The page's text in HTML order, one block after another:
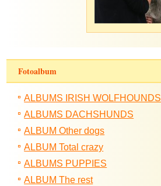
Fotoalbum
ALBUMS IRISH WOLFHOUNDS
ALBUMS DACHSHUNDS
ALBUM Other dogs
ALBUM Total crazy
ALBUMS PUPPIES
ALBUM The rest